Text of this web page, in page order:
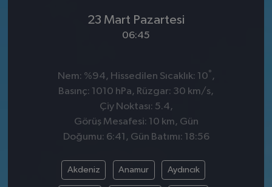
23 Mart Pazartesi
06:45
Nem: %94, Hissedilen Sıcaklık: 10° ,
Basınç: 1010 hPa, Rüzgar: 30 km/s,
Çiy Noktası: 5.4,
Görüş Mesafesi: 10 km, Gün
Doğumu: 6:41, Gün Batımı: 18:56
Akdeniz Anamur Aydıncık